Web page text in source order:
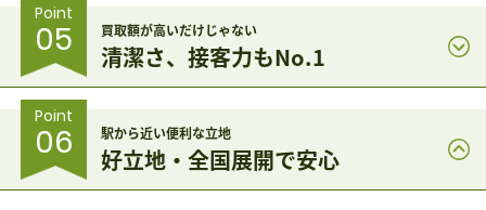
Point
05 買取額が高いだけじゃない
清潔さ、接客力もNo.1
Point
06 駅から近い便利な立地
好立地・全国展開で安心